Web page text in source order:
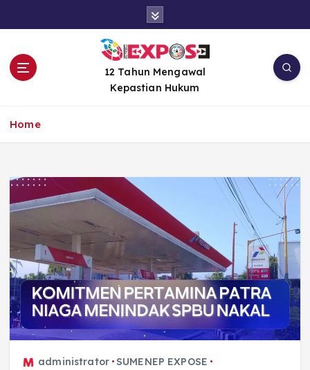
12 Tahun Mengawal
Kepastian Hukum
Home
administrator SUMENEP EXPOSE